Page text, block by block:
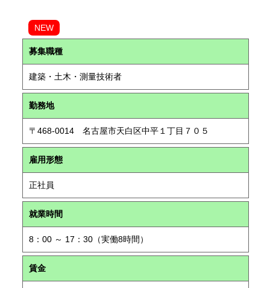
NEW
募集職種
建築・土木・測量技術者
勤務地
〒468-0014 名古屋市天白区中平１丁目７０５
雇用形態
正社員
就業時間
8：00 ～ 17：30（実働8時間）
賃金